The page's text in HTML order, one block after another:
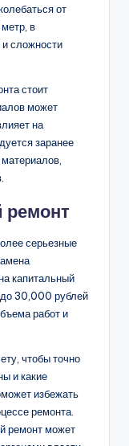
от
в
сложности
стоит
может
на
заранее
ремонт
серьезные
капитальный
до 30,000 рублей
работ и
чтобы точно
и какие
избежать
ремонта.
ремонт может